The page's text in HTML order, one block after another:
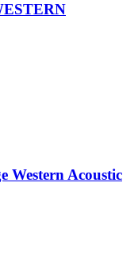
Western Acoustic